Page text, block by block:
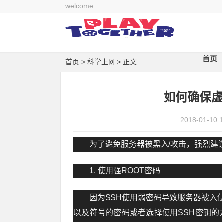
welcome
首页
首页 > 科学上网 > 正文
如何确保
2018-01-10
为了避免服务器被黑入/攻击，强烈
1. 使用强ROOT密码
因为SSH使用弱密码导致服务器被
以及符号的密码或者选择使用SSH密钥